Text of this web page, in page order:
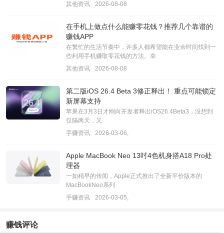
其他资讯
2026-08-08
在手机上做点什么能赚零花钱？推荐几个靠谱的
赚钱APP
在繁忙的生活节奏中，许多人都希望能在业余时间找到一
些利用手机赚取零花钱的方法。幸
其他资讯
2026-08-08
第二版iOS 26.4 Beta 3修正释出！ 重点可能锁定
新屏幕支持
苹果在3月3日才刚向开发者释出iOS26.4Beta3，没想到
仅隔两天，又
手赚资讯
2026-03-06,
Apple MacBook Neo 13吋4色机身搭A18 Pro处
理器
一如稍早的传闻，Apple正式推出了全新平价版本的
MacBookNeo系列
手赚资讯
2026-03-05,
赚钱评论